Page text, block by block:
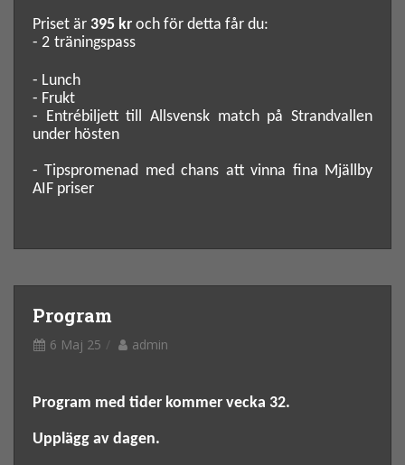
Priset är 395 kr och för detta får du:
- 2 träningspass
- Lunch
- Frukt
- Entrébiljett till Allsvensk match på Strandvallen
under hösten
- Tipspromenad med chans att vinna fina Mjällby
AIF priser
Program
6 Maj 25 admin
Program med tider kommer vecka 32.
Upplägg av dagen.